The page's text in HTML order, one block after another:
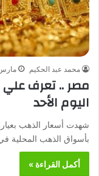
محمد عبد الحكيم مارس 23,
مصر .. تعرف علي
اليوم الأحد
شهدت أسعار الذهب
بأسواق الذهب
أكمل القراءة »